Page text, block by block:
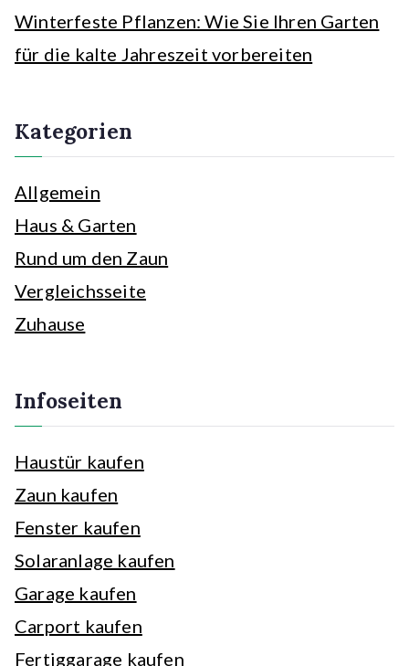
Winterfeste Pflanzen: Wie Sie Ihren Garten
für die kalte Jahreszeit vorbereiten
Kategorien
Allgemein
Haus & Garten
Rund um den Zaun
Vergleichsseite
Zuhause
Infoseiten
Haustür kaufen
Zaun kaufen
Fenster kaufen
Solaranlage kaufen
Garage kaufen
Carport kaufen
Fertiggarage kaufen